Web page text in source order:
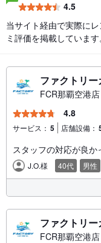
4.5
当サイト経由で実際に
ミ評価を掲載しています。
ファクトリ
FCR那覇空港店
4.8
サービス： 5 店舗設備：
スタッフの対応が良か
J.O.様 40代 男性
ファクトリ
FCR那覇空港店